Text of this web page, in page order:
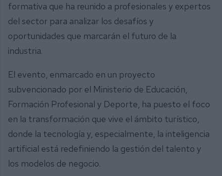
formativa que ha reunido a profesionales y expertos
del sector para analizar los desafíos y
oportunidades que marcarán el futuro de la
industria.
El evento, enmarcado en un proyecto
subvencionado por el Ministerio de Educación,
Formación Profesional y Deporte, ha puesto el foco
en la transformación que vive el ámbito turístico,
donde la tecnología y, especialmente, la inteligencia
artificial está redefiniendo la gestión del talento y
los modelos de negocio.